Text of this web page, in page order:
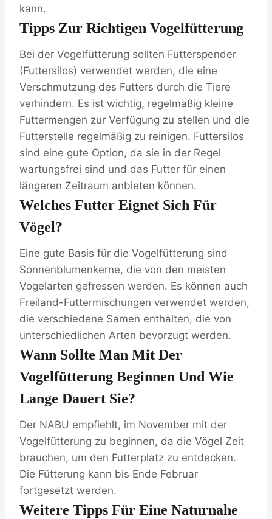
kann.
Tipps Zur Richtigen Vogelfütterung
Bei der Vogelfütterung sollten Futterspender
(Futtersilos) verwendet werden, die eine
Verschmutzung des Futters durch die Tiere
verhindern. Es ist wichtig, regelmäßig kleine
Futtermengen zur Verfügung zu stellen und die
Futterstelle regelmäßig zu reinigen. Futtersilos
sind eine gute Option, da sie in der Regel
wartungsfrei sind und das Futter für einen
längeren Zeitraum anbieten können.
Welches Futter Eignet Sich Für
Vögel?
Eine gute Basis für die Vogelfütterung sind
Sonnenblumenkerne, die von den meisten
Vogelarten gefressen werden. Es können auch
Freiland-Futtermischungen verwendet werden,
die verschiedene Samen enthalten, die von
unterschiedlichen Arten bevorzugt werden.
Wann Sollte Man Mit Der
Vogelfütterung Beginnen Und Wie
Lange Dauert Sie?
Der NABU empfiehlt, im November mit der
Vogelfütterung zu beginnen, da die Vögel Zeit
brauchen, um den Futterplatz zu entdecken.
Die Fütterung kann bis Ende Februar
fortgesetzt werden.
Weitere Tipps Für Eine Naturnahe